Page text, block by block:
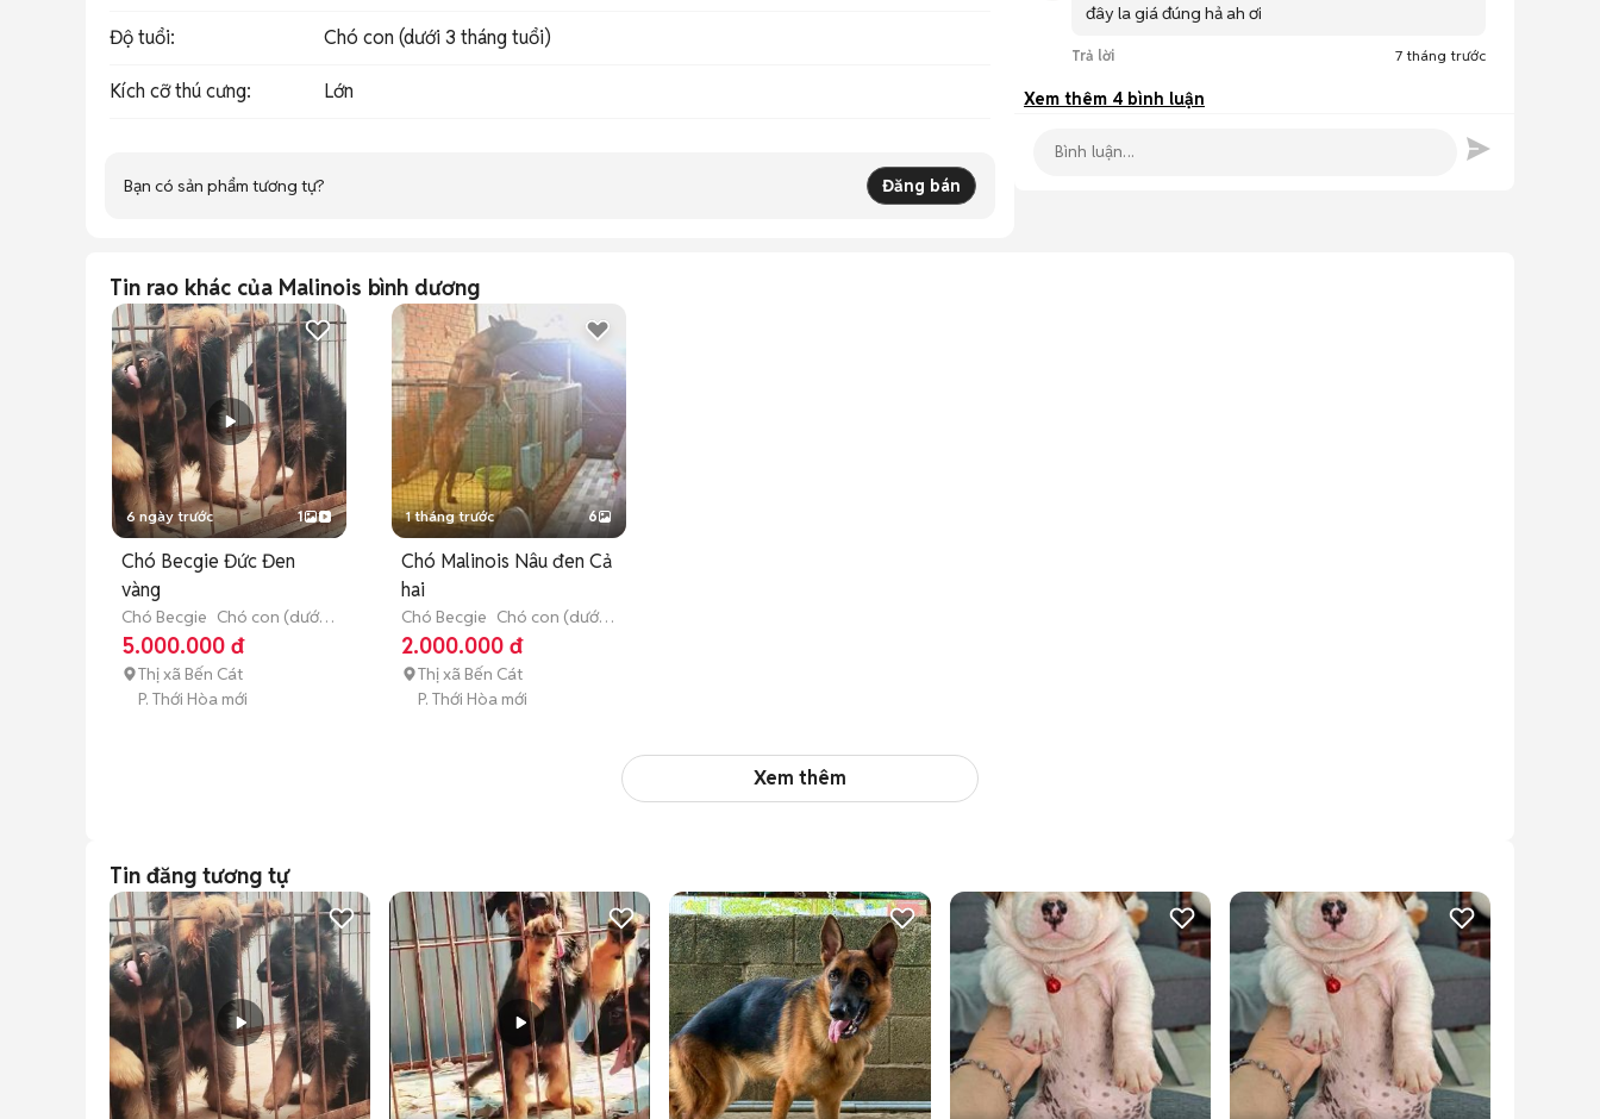
Độ tuổi: Chó con (dưới 3 tháng tuổi)
Kích cỡ thú cưng: Lớn
Bạn có sản phẩm tương tự? Đăng bán
đây la giá đúng hả ah ơi
Trả lời 7 tháng trước
Xem thêm 4 bình luận
Tin rao khác của Malinois bình dương
6 ngày trước 1
Chó Becgie Đức Đen
vàng
Chó Becgie Chó con (dưới 3
tháng tuổi)
5.000.000 đ
Thị xã Bến Cát
P. Thới Hòa mới
1 tháng trước 6
Chó Malinois Nâu đen Cả
hai
Chó Becgie Chó con (dưới 3
tháng tuổi)
2.000.000 đ
Thị xã Bến Cát
P. Thới Hòa mới
Xem thêm
Tin đăng tương tự